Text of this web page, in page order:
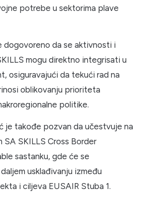
potrebe u sektorima plave
dogovoreno da se aktivnosti i
mogu direktno integrisati u
osiguravajući da tekući rad na
oblikovanju prioriteta
politike.
je takođe pozvan da učestvuje na
SKILLS Cross Border
sastanku, gde će se
usklađivanju između
i ciljeva EUSAIR Stuba 1.